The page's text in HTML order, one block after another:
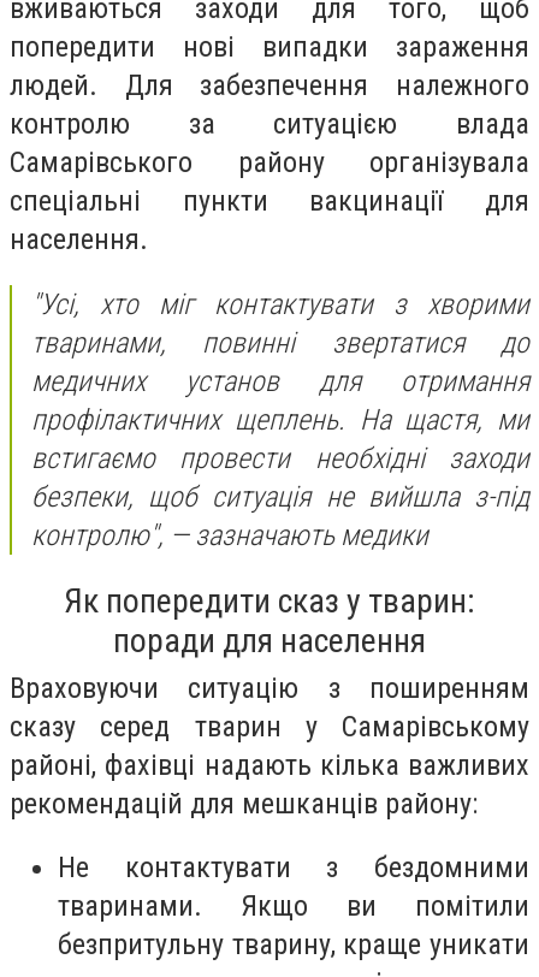
вживаються заходи для того, щоб
попередити нові випадки зараження
людей. Для забезпечення належного
контролю за ситуацією влада
Самарівського району організувала
спеціальні пункти вакцинації для
населення.
"Усі, хто міг контактувати з хворими
тваринами, повинні звертатися до
медичних установ для отримання
профілактичних щеплень. На щастя, ми
встигаємо провести необхідні заходи
безпеки, щоб ситуація не вийшла з-під
контролю", — зазначають медики
Як попередити сказ у тварин:
поради для населення
Враховуючи ситуацію з поширенням
сказу серед тварин у Самарівському
районі, фахівці надають кілька важливих
рекомендацій для мешканців району:
Не контактувати з бездомними
тваринами. Якщо ви помітили
безпритульну тварину, краще уникати